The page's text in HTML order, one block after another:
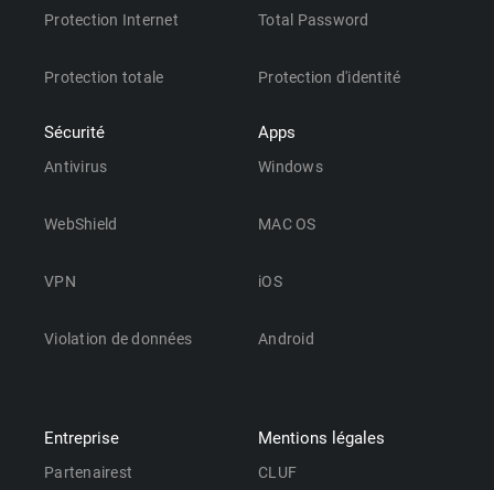
Protection Internet
Protection totale
Sécurité
Antivirus
WebShield
VPN
Violation de données
Total Password
Protection d'identité
Apps
Windows
MAC OS
iOS
Android
Entreprise
Partenairest
Mentions légales
CLUF